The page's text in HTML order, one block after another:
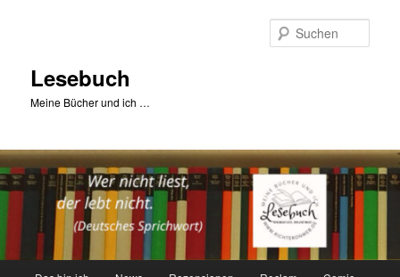
Lesebuch
Meine Bücher und ich …